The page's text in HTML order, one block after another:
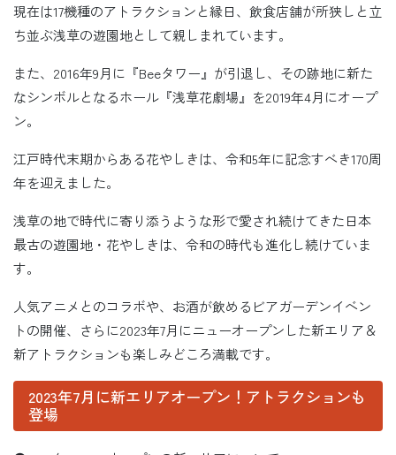
現在は17機種のアトラクションと縁日、飲食店舗が所狭しと立
ち並ぶ浅草の遊園地として親しまれています。
また、2016年9月に『Beeタワー』が引退し、その跡地に新た
なシンボルとなるホール『浅草花劇場』を2019年4月にオープ
ン。
江戸時代末期からある花やしきは、令和5年に記念すべき170周
年を迎えました。
浅草の地で時代に寄り添うような形で愛され続けてきた日本
最古の遊園地・花やしきは、令和の時代も進化し続けていま
す。
人気アニメとのコラボや、お酒が飲めるビアガーデンイベン
トの開催、さらに2023年7月にニューオープンした新エリア＆
新アトラクションも楽しみどころ満載です。
2023年7月に新エリアオープン！アトラクションも
登場